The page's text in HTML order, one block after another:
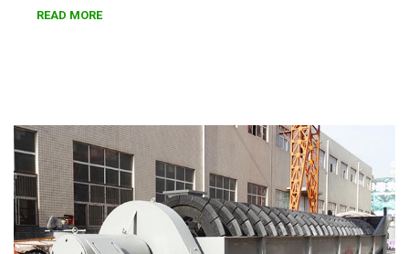
READ MORE